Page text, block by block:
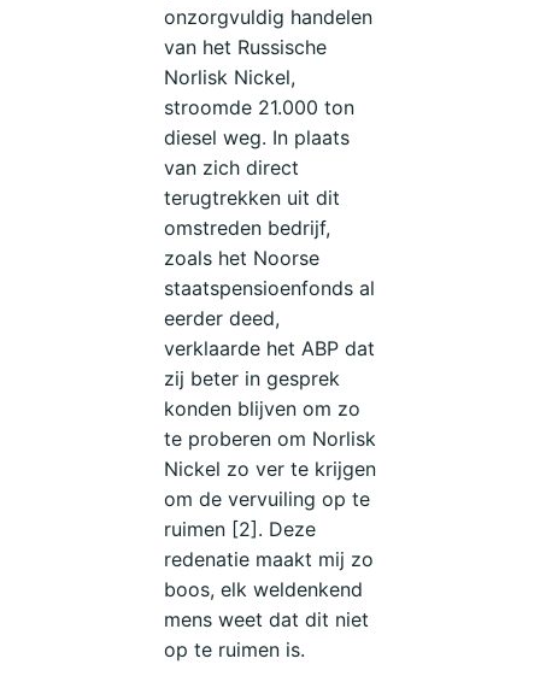
onzorgvuldig handelen
van het Russische
Norlisk Nickel,
stroomde 21.000 ton
diesel weg. In plaats
van zich direct
terugtrekken uit dit
omstreden bedrijf,
zoals het Noorse
staatspensioenfonds al
eerder deed,
verklaarde het ABP dat
zij beter in gesprek
konden blijven om zo
te proberen om Norlisk
Nickel zo ver te krijgen
om de vervuiling op te
ruimen [2]. Deze
redenatie maakt mij zo
boos, elk weldenkend
mens weet dat dit niet
op te ruimen is.